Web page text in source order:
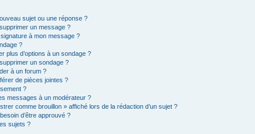
sujet ou une réponse ?
un message ?
à mon message ?
?
plus d’options à un sondage ?
un sondage ?
à un forum ?
de pièces jointes ?
?
messages à un modérateur ?
comme brouillon » affiché lors de la rédaction d’un sujet ?
d’être approuvé ?
sujets ?